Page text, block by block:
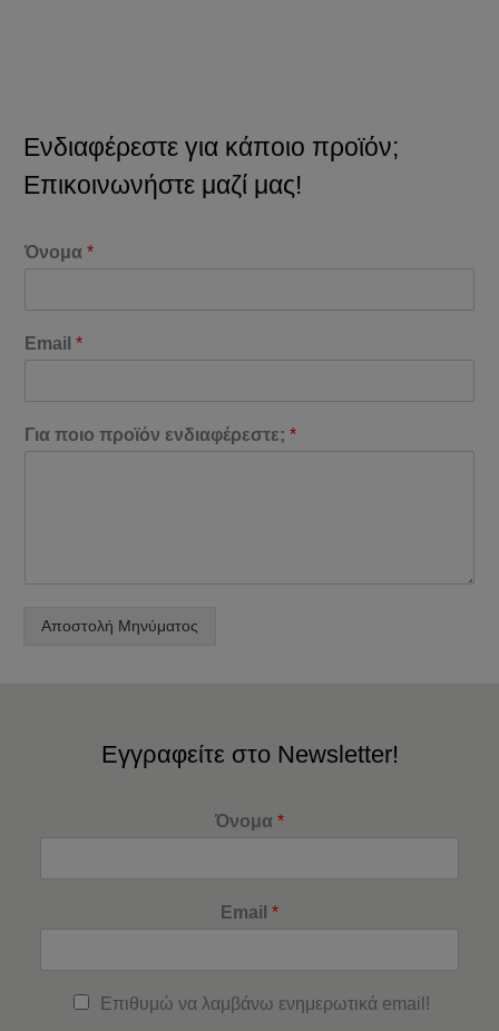
Ενδιαφέρεστε για κάποιο προϊόν;
Επικοινωνήστε μαζί μας!
Όνομα*
Email*
Για ποιο προϊόν ενδιαφέρεστε;*
Αποστολή Μηνύματος
Εγγραφείτε στο Newsletter!
Όνομα *
Email *
Επιθυμώ να λαμβάνω ενημερωτικά email!